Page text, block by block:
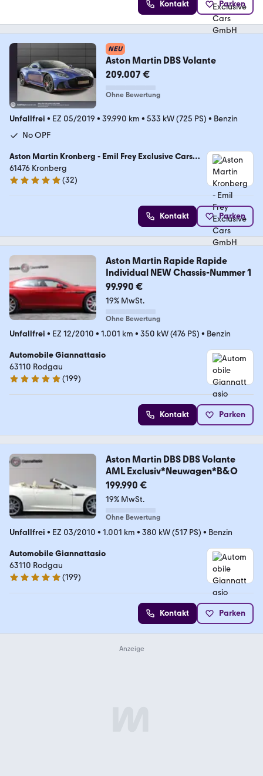
Kontakt Parken
NEU
Aston Martin DBS Volante
209.007 €
Ohne Bewertung
Unfallfrei • EZ 05/2019 • 39.990 km • 533 kW (725 PS) • Benzin
No OPF
Aston Martin Kronberg - Emil Frey Exclusive Cars
GmbH
61476 Kronberg
5 Sterne
(32)
Kontakt Parken
Aston Martin Rapide Rapide
Individual NEW Chassis-Nummer 1
99.990 €
19% MwSt.
Ohne Bewertung
Unfallfrei • EZ 12/2010 • 1.001 km • 350 kW (476 PS) • Benzin
Automobile Giannattasio
63110 Rodgau
5 Sterne
(199)
Kontakt Parken
Aston Martin DBS DBS Volante
AML Exclusiv*Neuwagen*B&O
199.990 €
19% MwSt.
Ohne Bewertung
Unfallfrei • EZ 03/2010 • 1.001 km • 380 kW (517 PS) • Benzin
Automobile Giannattasio
63110 Rodgau
5 Sterne
(199)
Kontakt Parken